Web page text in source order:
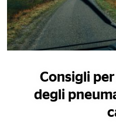
Consigli
degli